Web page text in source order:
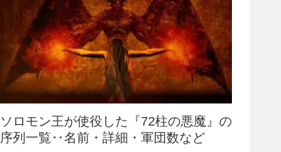
ソロモン王が使役した『72柱の悪魔』の
序列一覧‥名前・詳細・軍団数など